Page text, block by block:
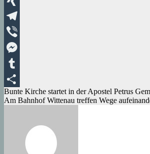
XING
Telegram
Viber
Messenger
Tumblr
Teilen
Beitragsnavigation
Bunte Kirche startet in der Apostel Petrus
Am Bahnhof Wittenau treffen Wege